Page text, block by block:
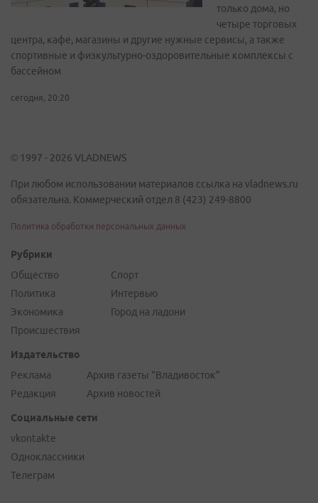
только дома, но
четыре торговых
центра, кафе, магазины и другие нужные сервисы, а также
спортивные и физкультурно-оздоровительные комплексы с
бассейном
сегодня, 20:20
© 1997 - 2026 VLADNEWS
При любом использовании материалов ссылка на vladnews.ru
обязательна. Коммерческий отдел 8 (423) 249-8800
Политика обработки персональных данных
Рубрики
Общество
Политика
Экономика
Происшествия
Спорт
Интервью
Город на ладони
Издательство
Реклама
Редакция
Архив газеты "Владивосток"
Архив новостей
Социальные сети
vkontakte
Одноклассники
Телеграм